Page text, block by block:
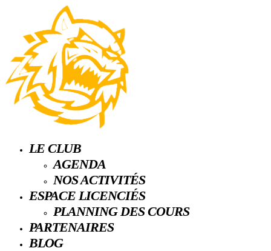
LE CLUB
AGENDA
NOS ACTIVITÉS
ESPACE LICENCIÉS
PLANNING DES COURS
PARTENAIRES
BLOG